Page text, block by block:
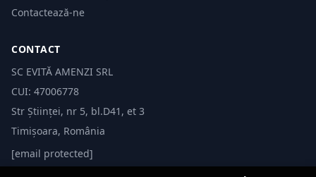
Contactează-ne
CONTACT
SC EVITĂ AMENZI SRL
CUI: 47006778
Str Științei, nr 5, bl.D41, et 3
Timișoara, România
[email protected]